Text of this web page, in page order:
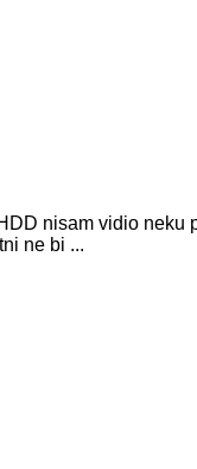
nisam vidio
ne bi ...